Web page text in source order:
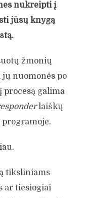
nukreipti į
jūsų knygą
žmonių
nuomonės po
procesą galima
laiškų
tiksliniams
ar tiesiogiai